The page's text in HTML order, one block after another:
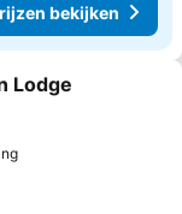
bekijken
favorieten
Lodge
Prijzen bekijken